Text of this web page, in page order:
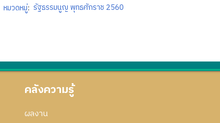
หมวดหมู่: รัฐธรรมนูญ พุทธศักราช 2560
คลังความรู้
ผลงาน